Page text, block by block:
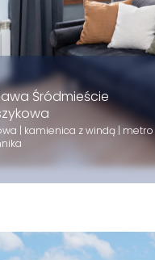
Śródmieście
| kamienica z windą | metro